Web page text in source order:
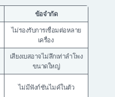
ข้อจำกัด
ไม่รองรับการเชื่อมต่อหลาย
เครื่อง
เสียงเบสอาจไม่ลึกเท่าลำโพง
ขนาดใหญ่
ไม่มีฟังก์ชันไมค์ในตัว